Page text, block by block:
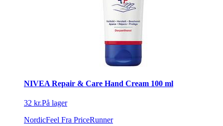
NIVEA Repair & Care Hand Cream 100 ml
32 kr.På lager
NordicFeel Fra PriceRunner